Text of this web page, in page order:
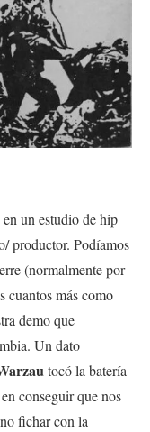
un estudio de hip
productor. Podíamos
(normalmente por
cuantos más como
demo que
Un dato
tocó la batería
conseguir que nos
fichar con la